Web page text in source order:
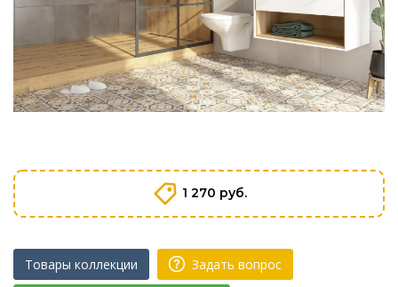
1 270 руб.
Товары коллекции Задать вопрос